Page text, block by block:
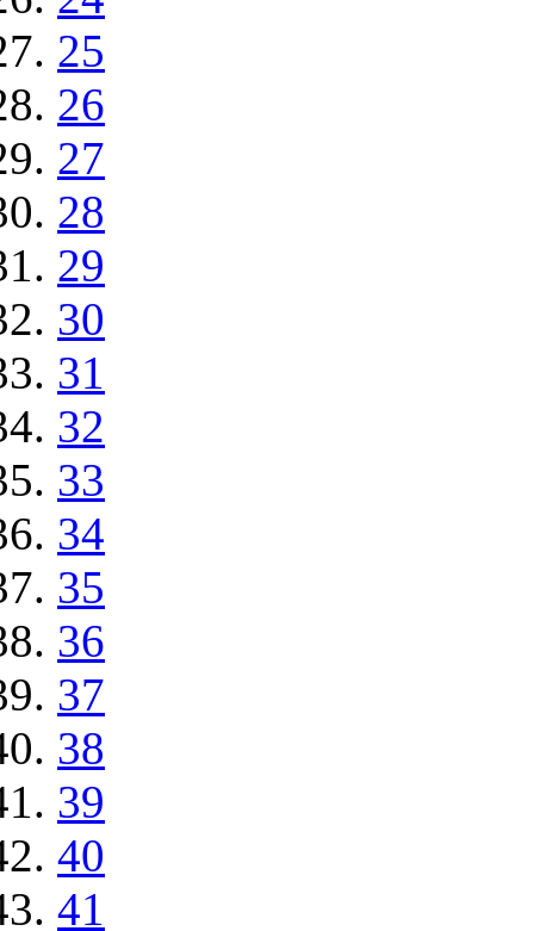
25
26
27
28
29
30
31
32
33
34
35
36
37
38
39
40
41